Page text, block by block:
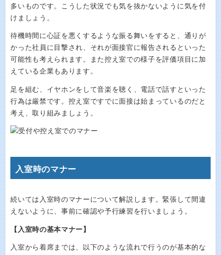
多いものです。こうした状況でも気を抜かないように気を付
けましょう。
待機時間に心証を悪くするような振る舞いをすると、通りが
かった社員に目撃され、それが面接官に報告されるといった
可能性も考えられます。また控え室での様子を評価項目に加
えている企業もあります。
足を組む、イヤホンをして音楽を聴く、電話で話すといった
行為は厳禁です。控え室ですでに面接は始まっているのだと
考え、取り組みましょう。
入室時のマナー
続いては入室時のマナーについて解説します。緊張して間違
えないように、事前に確認や予行練習を行いましょう。
【入室時の基本マナー】
入室から着席までは、以下のような流れで行うのが基本的な